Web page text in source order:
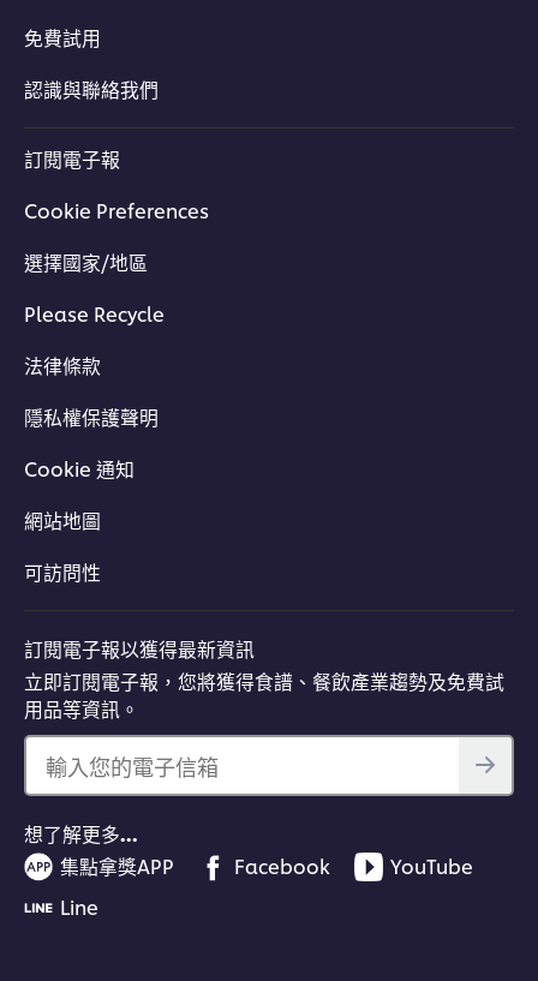
免費試用
認識與聯絡我們
訂閱電子報
Cookie Preferences
選擇國家/地區
Please Recycle
法律條款
隱私權保護聲明
Cookie 通知
網站地圖
可訪問性
訂閱電子報以獲得最新資訊
立即訂閱電子報，您將獲得食譜、餐飲產業趨勢及免費試
用品等資訊。
輸入您的電子信箱
想了解更多…
集點拿獎APP
Facebook
YouTube
Line